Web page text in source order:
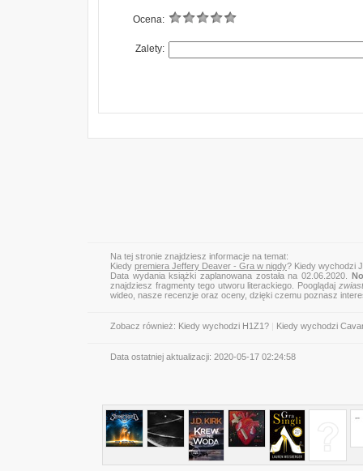
Ocena:
Zalety:
Na tej stronie znajdziesz informacje na temat:
Kiedy premiera Jeffery Deaver - Gra w nigdy? Kiedy wychodzi
Data wydania książki zaplanowana została na 02.06.2020.
znajdziesz fragmenty tego utworu literackiego. Pooglądaj
wideo, nasze recenzje oraz oceny, dzięki czemu poznasz
Zobacz również: Kiedy wychodzi H1Z1? Kiedy wychodzi
Data ostatniej aktualizacji: 2020-05-17 02:24:58